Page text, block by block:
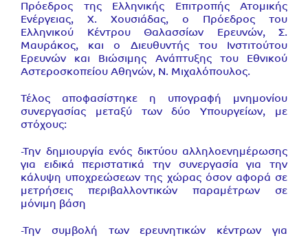
Πρόεδρος της Ελληνικής Επιτροπής Ατομικής
Ενέργειας, Χ. Χουσιάδας, ο Πρόεδρος του
Ελληνικού Κέντρου Θαλασσίων Ερευνών, Σ.
Μαυράκος, και ο Διευθυντής του Ινστιτούτου
Ερευνών και Βιώσιμης Ανάπτυξης του Εθνικού
Αστεροσκοπείου Αθηνών, Ν. Μιχαλόπουλος.
Τέλος αποφασίστηκε η υπογραφή μνημονίου
συνεργασίας μεταξύ των δύο Υπουργείων, με
στόχους:
-Την δημιουργία ενός δικτύου αλληλοενημέρωσης
για ειδικά περιστατικά την συνεργασία για την
κάλυψη υποχρεώσεων της χώρας όσον αφορά σε
μετρήσεις περιβαλλοντικών παραμέτρων σε
μόνιμη βάση
-Την συμβολή των ερευνητικών κέντρων για